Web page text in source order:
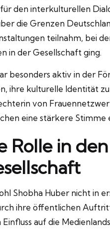
den interkulturellen
die Grenzen
teilnahm, bei
in der Gesellschaft ging.
besonders aktiv in der
ihre kulturelle Identität
von
eine stärkere Stimme
Rolle in
Shobha Huber nicht in
ihre öffentlichen
Einfluss auf die